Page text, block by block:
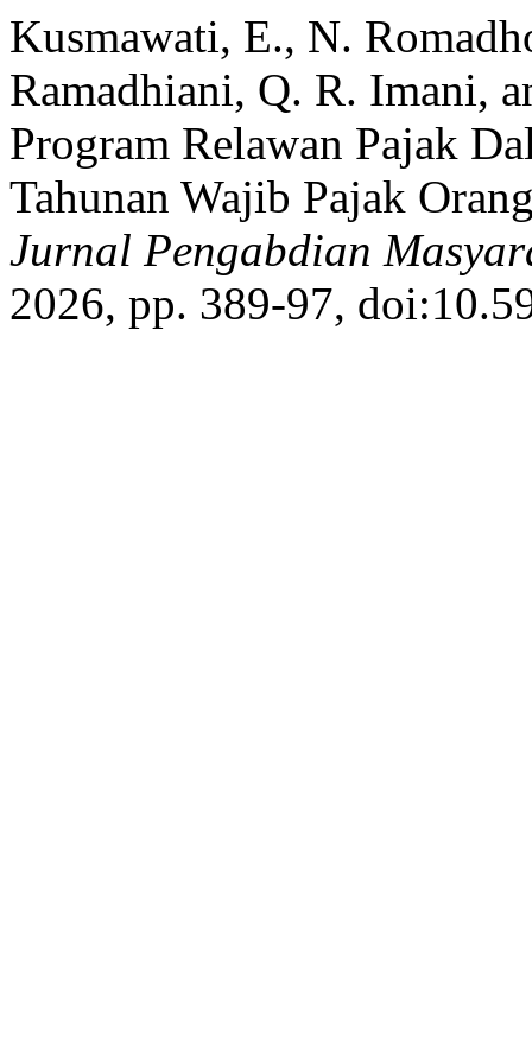
Kusmawati, E., N.
Ramadhiani, Q. R. Imani,
Program Relawan Pajak
Tahunan Wajib Pajak
Jurnal Pengabdian
2026, pp. 389-97,